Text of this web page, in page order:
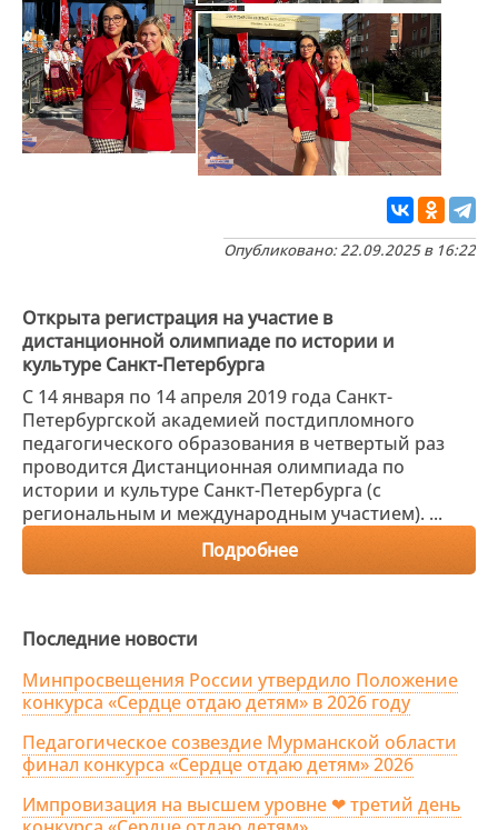
Опубликовано: 22.09.2025 в 16:22
Открыта регистрация на участие в
дистанционной олимпиаде по истории и
культуре Санкт-Петербурга
С 14 января по 14 апреля 2019 года Санкт-
Петербургской академией постдипломного
педагогического образования в четвертый раз
проводится Дистанционная олимпиада по
истории и культуре Санкт-Петербурга (с
региональным и международным участием). ...
Подробнее
Последние новости
Минпросвещения России утвердило Положение
конкурса «Сердце отдаю детям» в 2026 году
Педагогическое созвездие Мурманской области
финал конкурса «Сердце отдаю детям» 2026
Импровизация на высшем уровне ❤ третий день